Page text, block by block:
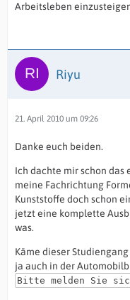
Arbeitsleben
Riyu
21. April 2010 um 09:26
Danke euch beiden.
Ich dachte mir schon
meine Fachrichtung
Kunststoffe doch schon
jetzt eine komplette
was.
Käme dieser
ja auch in der
Bitte melden Sie